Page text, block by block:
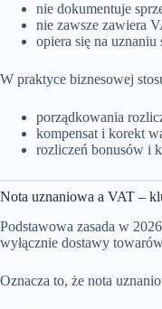
nie dokumentuje
nie zawsze zawiera
opiera się na
W praktyce biznesowej
porządkowania
kompensat i korekt
rozliczeń bonusów i
Nota uznaniowa a VAT –
Podstawowa zasada w
wyłącznie dostawy
Oznacza to, że nota